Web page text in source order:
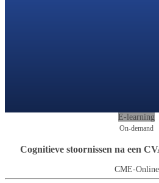
E-learning
On-demand
Cognitieve stoornissen na een
CME-Online